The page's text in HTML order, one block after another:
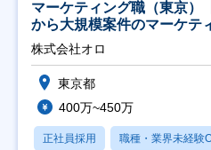
マーケティング職（東京）
から大規模案件のマーケテ
修充実】
株式会社オロ
東京都
400万~450万
正社員採用 職種・業界未経験